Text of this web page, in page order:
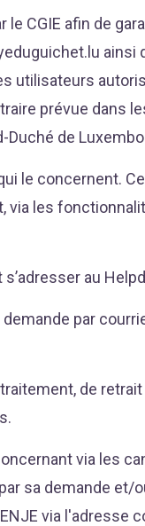
CGIE afin de
ainsi
utilisateurs
prévue dans
Duché de
le concernent.
via les
au
par
de
via les
sa demande et/
via l'adresse